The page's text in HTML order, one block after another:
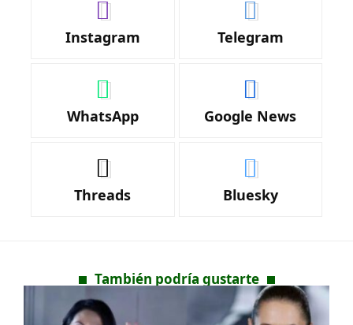
Instagram Telegram
WhatsApp Google News
Threads Bluesky
También podría gustarte